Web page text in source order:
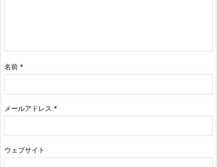
名前 *
メールアドレス *
ウェブサイト